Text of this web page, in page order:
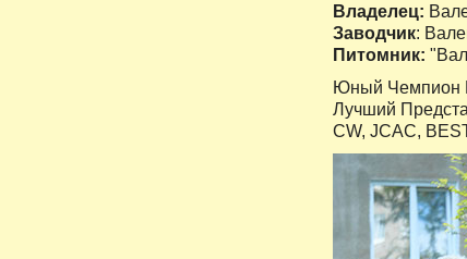
Владелец:
Заводчик:
Питомник:
Юный Чемпион
Лучший
CW, JCAC,